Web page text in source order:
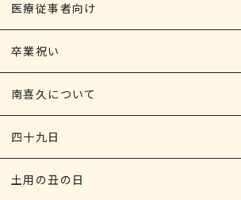
医療従事者向け
卒業祝い
南喜久について
四十九日
土用の丑の日